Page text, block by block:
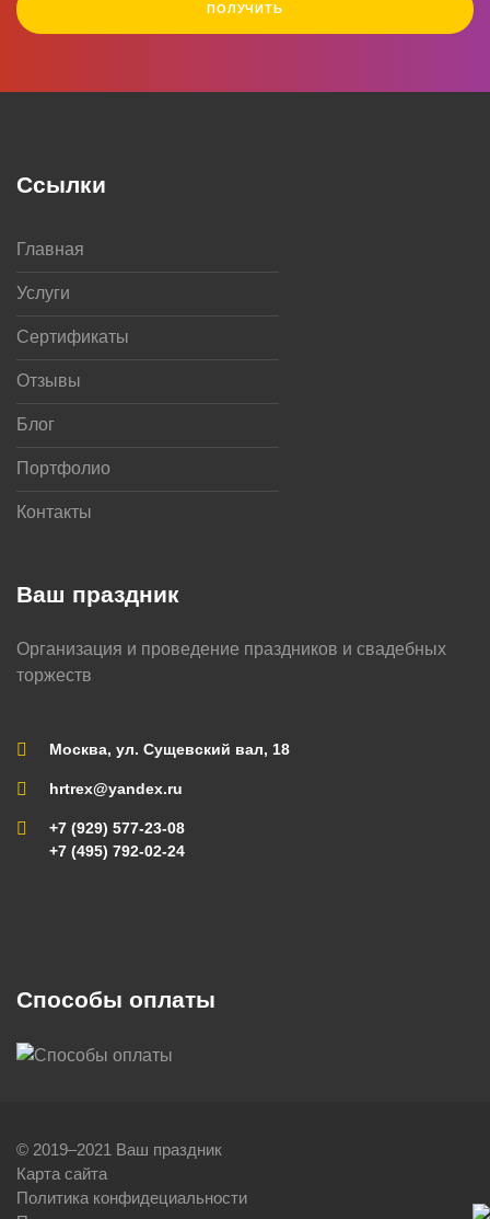
ПОЛУЧИТЬ
Ваш праздник
Организация и проведение праздников и свадебных
торжеств
Москва, ул. Сущевский вал, 18
hrtrex@yandex.ru
+7 (929) 577-23-08
+7 (495) 792-02-24
Ссылки
Главная
Услуги
Сертификаты
Отзывы
Блог
Портфолио
Контакты
Способы оплаты
© 2019–2021 Ваш праздник
Карта сайта
Политика конфидециальности